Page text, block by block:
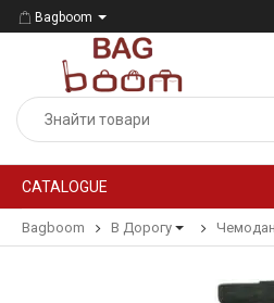
Bagboom
CATALOGUE
Bagboom В Дорогу